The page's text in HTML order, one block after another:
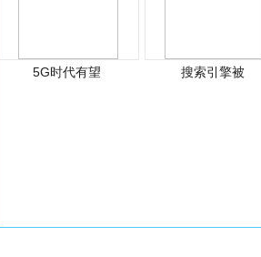
5G时代有望 搜索引擎被